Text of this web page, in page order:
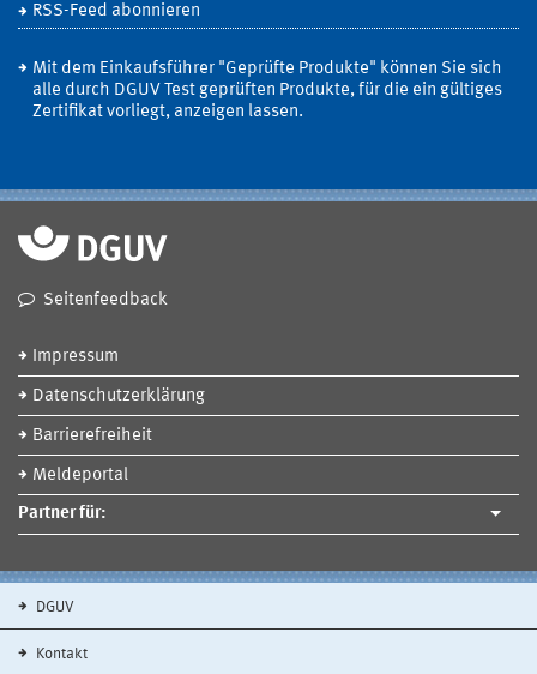
RSS-Feed abonnieren
Mit dem Einkaufsführer "Geprüfte Produkte" können Sie sich
alle durch DGUV Test geprüften Produkte, für die ein gültiges
Zertifikat vorliegt, anzeigen lassen.
Seitenfeedback
Impressum
Datenschutzerklärung
Barrierefreiheit
Meldeportal
Partner für:
DGUV
Kontakt